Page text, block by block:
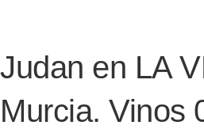
Judan en LA
Murcia. Vinos